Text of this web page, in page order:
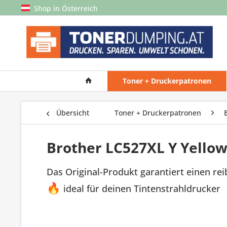
Shop in Österreich
Toner + Druckerpatronen
Übersicht Toner + Druckerpatronen
Brother LC527XL Y
Das Original-Produkt garantiert einen
🔥 ideal für deinen Tintenstrahldrucker